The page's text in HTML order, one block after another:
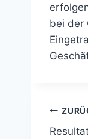
bei der